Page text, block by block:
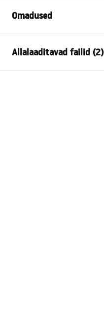
Omadused
Materjal
Kõrgus
Allalaaditavad failid (2)